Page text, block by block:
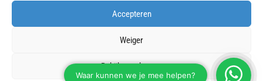
Accepteren
Weiger
Bekijk voorkeuren
Copyright 2026 Pixelbyte
Realisatie door David Web & Media
Op al onze diensten en leveringen zijn deNLdigital voorwaardenvan